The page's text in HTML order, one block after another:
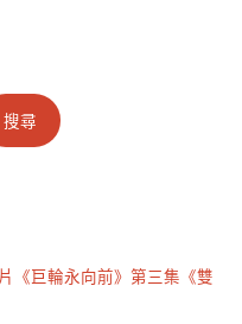
搜尋
《巨輪永向前》第三集《雙